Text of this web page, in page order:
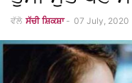
ਵੱਲੋ ਸੱਚੀ ਸ਼ਿਕਸ਼ਾ - 07 July, 2020